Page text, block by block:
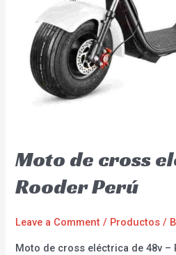
Moto de cross
Rooder Perú
Leave a Comment / Productos /
Moto de cross eléctrica de 48v –